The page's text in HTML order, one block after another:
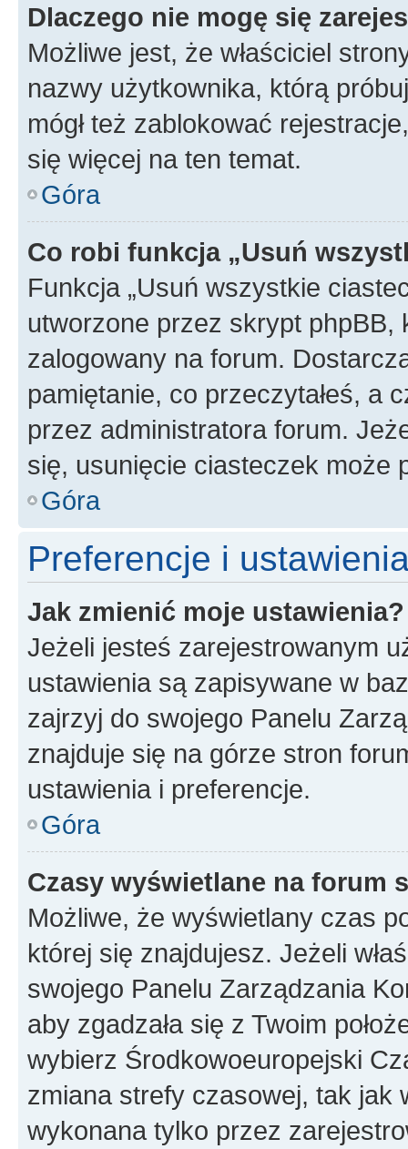
Dlaczego nie mogę się
Możliwe jest, że właściciel
nazwy użytkownika, którą
mógł też zablokować
się więcej na ten temat.
Góra
Co robi funkcja „Usuń
Funkcja „Usuń wszystkie
utworzone przez skrypt
zalogowany na forum.
pamiętanie, co przeczytałeś, a
przez administratora forum.
się, usunięcie ciasteczek może
Góra
Preferencje i
Jak zmienić moje ustawienia?
Jeżeli jesteś zarejestrowanym
ustawienia są zapisywane w
zajrzyj do swojego Panelu
znajduje się na górze stron
ustawienia i preferencje.
Góra
Czasy wyświetlane na forum
Możliwe, że wyświetlany czas
której się znajdujesz. Jeżeli
swojego Panelu Zarządzania
aby zgadzała się z Twoim
wybierz Środkowoeuropejski
zmiana strefy czasowej, tak jak
wykonana tylko przez